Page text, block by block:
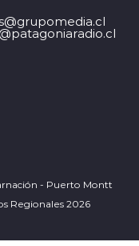
- Puerto Montt
Regionales 2026